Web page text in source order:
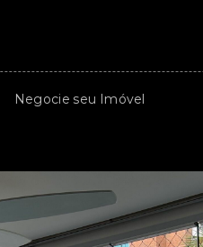
Negocie seu Imóvel